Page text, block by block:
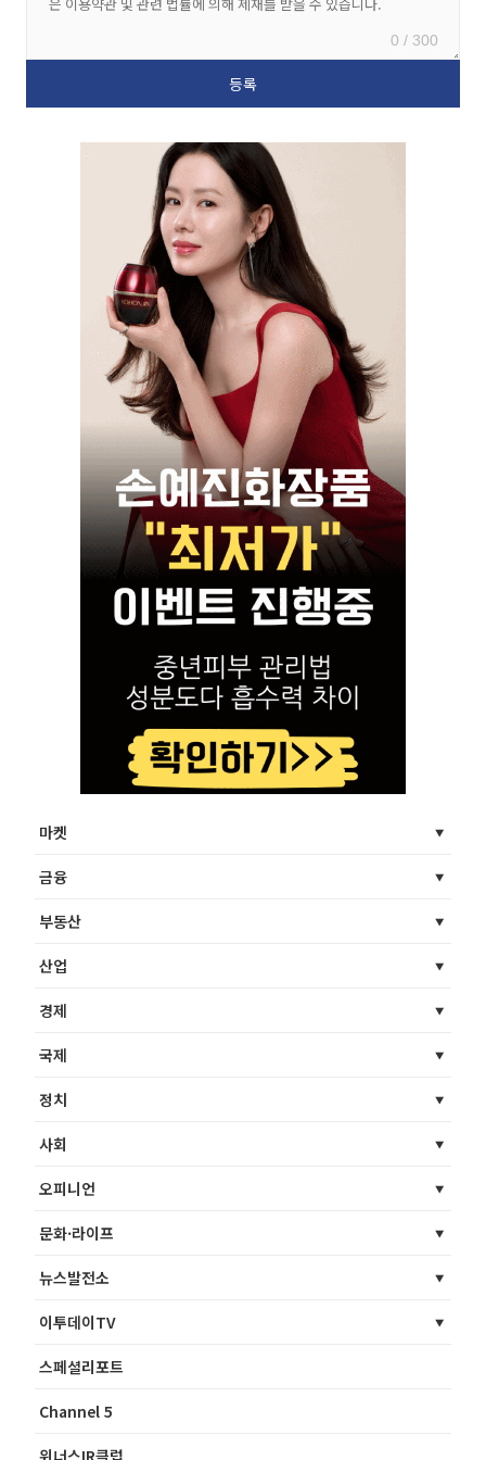
0 / 300
마켓
금융
부동산
산업
경제
국제
정치
사회
오피니언
문화·라이프
뉴스발전소
이투데이TV
스페셜리포트
Channel 5